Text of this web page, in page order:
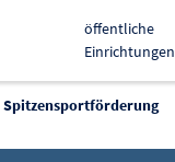
öffentliche
Einrichtungen
Spitzensportförderung